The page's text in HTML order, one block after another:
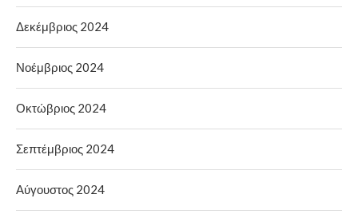
Δεκέμβριος 2024
Νοέμβριος 2024
Οκτώβριος 2024
Σεπτέμβριος 2024
Αύγουστος 2024